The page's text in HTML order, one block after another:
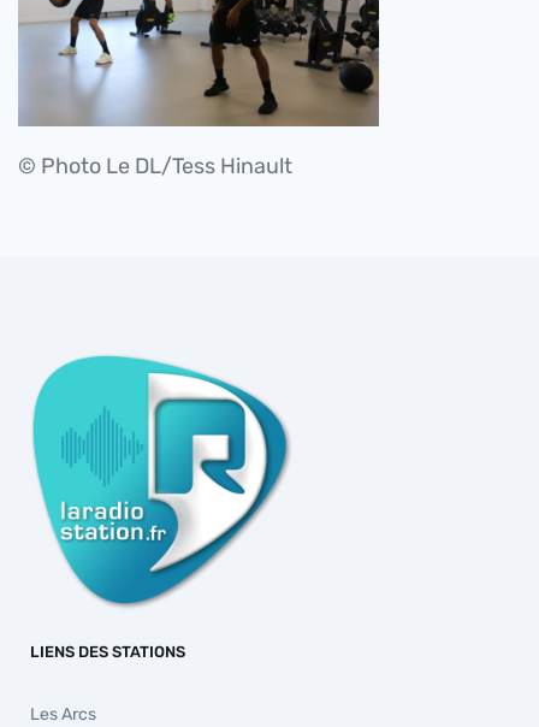
© Photo Le DL/Tess Hinault
LIENS DES STATIONS
Les Arcs